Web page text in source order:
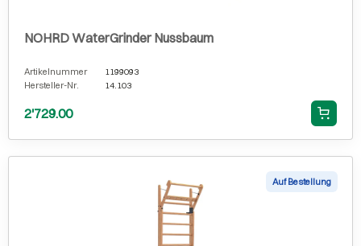
NOHRD WaterGrinder Nussbaum
Artikelnummer
1199093
Hersteller-Nr.
14.103
2'729.00
Auf Bestellung